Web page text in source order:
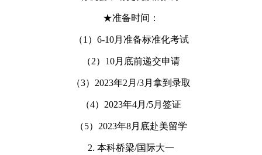
★准备时间：
（1）6-10月准备标准化考试
（2）10月底前递交申请
（3）2023年2月/3月拿到录取
（4）2023年4月/5月签证
（5）2023年8月底赴美留学
2. 本科桥梁/国际大一